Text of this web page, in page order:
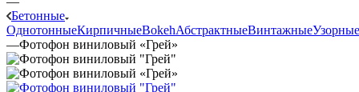
Бетонные
ОднотонныеКирпичныеBokehАбстрактныеВинтажныеУзорные
—Фотофон виниловый «Грей»